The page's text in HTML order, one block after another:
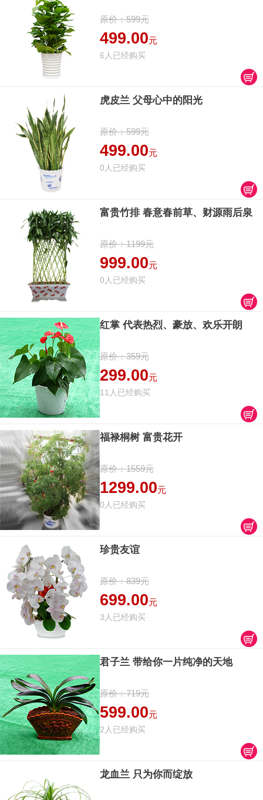
原价：599元
499.00元
6人已经购买
虎皮兰 父母心中的阳光
原价：599元
499.00元
0人已经购买
富贵竹排 春意春前草、财源雨后泉
原价：1199元
999.00元
0人已经购买
红掌 代表热烈、豪放、欢乐开朗
原价：359元
299.00元
11人已经购买
福禄桐树 富贵花开
原价：1559元
1299.00元
0人已经购买
珍贵友谊
原价：839元
699.00元
3人已经购买
君子兰 带给你一片纯净的天地
原价：719元
599.00元
2人已经购买
龙血兰 只为你而绽放